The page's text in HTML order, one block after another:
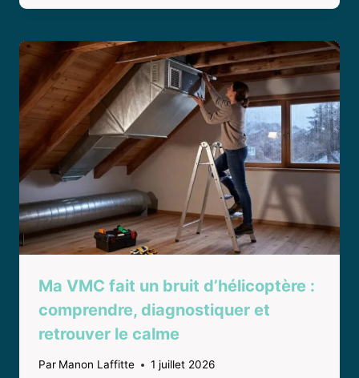
Ma VMC fait un bruit d’hélicoptère :
comprendre, diagnostiquer et
retrouver le calme
Par Manon Laffitte 1 juillet 2026